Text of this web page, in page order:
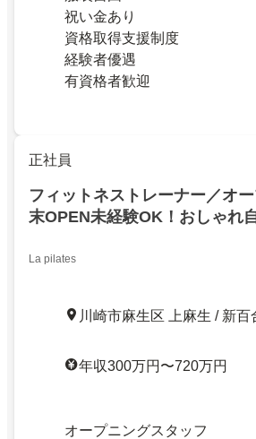
祝い金あり
資格取得支援制度
経験者優遇
有資格者歓迎
正社員
フィットネストレーナー／オ
末OPEN未経験OK！おしゃれ
La pilates
川崎市麻生区 上麻生 / 新
年収300万円〜720万円
オープニングスタッフ